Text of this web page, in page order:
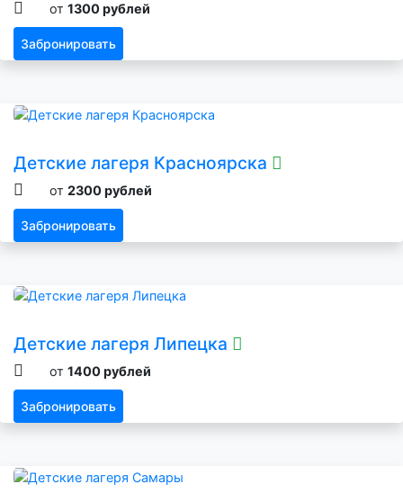
от 1300 рублей
Забронировать
Детские лагеря Красноярска
от 2300 рублей
Забронировать
Детские лагеря Липецка
от 1400 рублей
Забронировать